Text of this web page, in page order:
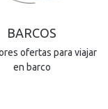
BARCOS
ofertas para viajar
en barco